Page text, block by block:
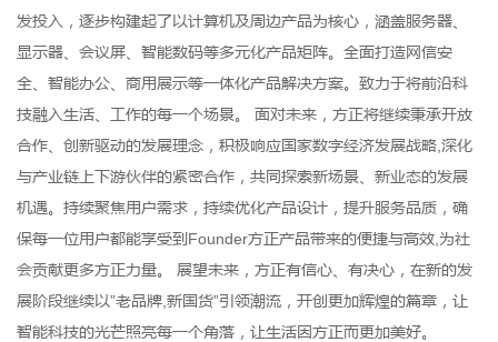
发投入，逐步构建起了以计算机及周边产品为核心，涵盖服务器、
显示器、会议屏、智能数码等多元化产品矩阵。全面打造网信安
全、智能办公、商用展示等一体化产品解决方案。致力于将前沿科
技融入生活、工作的每一个场景。 面对未来，方正将继续秉承开放
合作、创新驱动的发展理念，积极响应国家数字经济发展战略,深化
与产业链上下游伙伴的紧密合作，共同探索新场景、新业态的发展
机遇。持续聚焦用户需求，持续优化产品设计，提升服务品质，确
保每一位用户都能享受到Founder方正产品带来的便捷与高效,为社
会贡献更多方正力量。 展望未来，方正有信心、有决心，在新的发
展阶段继续以”老品牌,新国货”引领潮流，开创更加辉煌的篇章，让
智能科技的光芒照亮每一个角落，让生活因方正而更加美好。